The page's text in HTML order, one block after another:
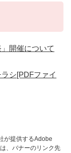
開催について
シ[PDFファイ
が提供するAdobe
、バナーのリンク先